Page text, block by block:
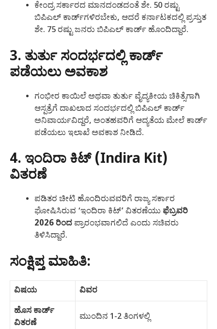
ಕೇಂದ್ರ ಸರ್ಕಾರದ ಮಾನದಂಡದಂತೆ ಶೇ. 50 ರಷ್ಟು
ಬಿಪಿಎಲ್ ಕಾರ್ಡ್‌ಗಳಿರಬೇಕು, ಆದರೆ ಕರ್ನಾಟಕದಲ್ಲಿ ಪ್ರಸ್ತುತ
ಶೇ. 75 ರಷ್ಟು ಜನರು ಬಿಪಿಎಲ್ ಕಾರ್ಡ್ ಹೊಂದಿದ್ದಾರೆ.
3. ತುರ್ತು ಸಂದರ್ಭದಲ್ಲಿ ಕಾರ್ಡ್
ಪಡೆಯಲು ಅವಕಾಶ
ಗಂಭೀರ ಕಾಯಿಲೆ ಅಥವಾ ತುರ್ತು ವೈದ್ಯಕೀಯ ಚಿಕಿತ್ಸೆಗಾಗಿ
ಆಸ್ಪತ್ರೆಗೆ ದಾಖಲಾದ ಸಂದರ್ಭದಲ್ಲಿ ಬಿಪಿಎಲ್ ಕಾರ್ಡ್
ಅನಿವಾರ್ಯವಿದ್ದರೆ, ಅಂತಹವರಿಗೆ ಆದ್ಯತೆಯ ಮೇಲೆ ಕಾರ್ಡ್
ಪಡೆಯಲು ಇಲಾಖೆ ಅವಕಾಶ ನೀಡಿದೆ.
4. ಇಂದಿರಾ ಕಿಟ್ (Indira Kit)
ವಿತರಣೆ
ಪಡಿತರ ಚೀಟಿ ಹೊಂದಿರುವವರಿಗೆ ರಾಜ್ಯ ಸರ್ಕಾರ
ಘೋಷಿಸಿರುವ ‘ಇಂದಿರಾ ಕಿಟ್’ ವಿತರಣೆಯು ಫೆಬ್ರವರಿ
2026 ರಿಂದ ಪ್ರಾರಂಭವಾಗಲಿದೆ ಎಂದು ಸಚಿವರು
ತಿಳಿಸಿದ್ದಾರೆ.
ಸಂಕ್ಷಿಪ್ತ ಮಾಹಿತಿ:
ವಿಷಯ
ವಿವರ
ಹೊಸ ಕಾರ್ಡ್
ವಿತರಣೆ
ಮುಂದಿನ 1-2 ತಿಂಗಳಲ್ಲಿ